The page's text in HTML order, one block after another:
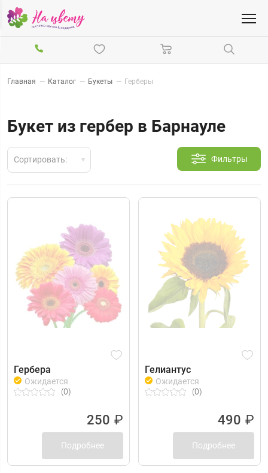
Главная — Каталог — Букеты — Герберы
Букет из гербер в Барнауле
Фильтры
Сортировать:
Гербера
Ожидается
(0)
250 ₽
Подробнее
Гелиантус
Ожидается
(0)
490 ₽
Подробнее